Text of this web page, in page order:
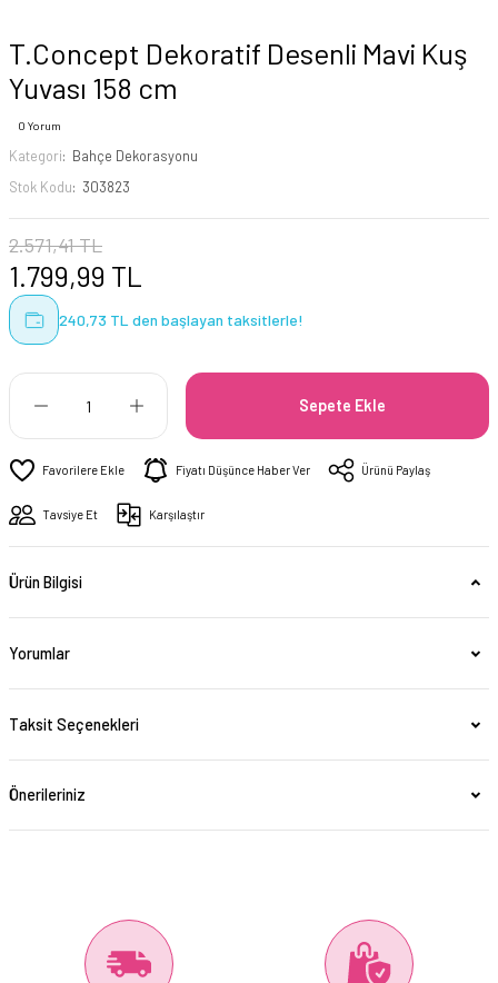
T.Concept Dekoratif Desenli Mavi Kuş
Yuvası 158 cm
0 Yorum
Kategori
Bahçe Dekorasyonu
Stok Kodu
303823
2.571,41 TL
1.799,99 TL
240,73 TL den başlayan taksitlerle!
Sepete Ekle
Fiyatı Düşünce Haber Ver Ürünü Paylaş
Tavsiye Et Karşılaştır
Ürün Bilgisi
Yorumlar
Taksit Seçenekleri
Önerileriniz